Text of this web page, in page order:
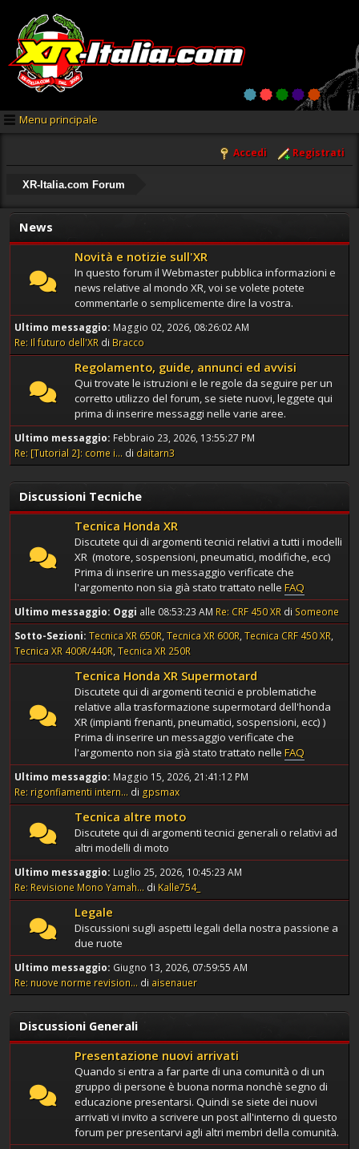
Menu principale
Accedi Registrati
XR-Italia.com Forum
News
Novità e notizie sull'XR
In questo forum il Webmaster pubblica informazioni e
news relative al mondo XR, voi se volete potete
commentarle o semplicemente dire la vostra.
Ultimo messaggio: Maggio 02, 2026, 08:26:02 AM
Re: Il futuro dell'XR di Bracco
Regolamento, guide, annunci ed avvisi
Qui trovate le istruzioni e le regole da seguire per un
corretto utilizzo del forum, se siete nuovi, leggete qui
prima di inserire messaggi nelle varie aree.
Ultimo messaggio: Febbraio 23, 2026, 13:55:27 PM
Re: [Tutorial 2]: come i... di daitarn3
Discussioni Tecniche
Tecnica Honda XR
Discutete qui di argomenti tecnici relativi a tutti i modelli
XR (motore, sospensioni, pneumatici, modifiche, ecc)
Prima di inserire un messaggio verificate che
l'argomento non sia già stato trattato nelle FAQ
Ultimo messaggio: Oggi alle 08:53:23 AM Re: CRF 450 XR di Someone
Sotto-Sezioni Tecnica XR 650R Tecnica XR 600R Tecnica CRF 450 XR
Tecnica XR 400R/440R Tecnica XR 250R
Tecnica Honda XR Supermotard
Discutete qui di argomenti tecnici e problematiche
relative alla trasformazione supermotard dell'honda
XR (impianti frenanti, pneumatici, sospensioni, ecc) )
Prima di inserire un messaggio verificate che
l'argomento non sia già stato trattato nelle FAQ
Ultimo messaggio: Maggio 15, 2026, 21:41:12 PM
Re: rigonfiamenti intern... di gpsmax
Tecnica altre moto
Discutete qui di argomenti tecnici generali o relativi ad
altri modelli di moto
Ultimo messaggio: Luglio 25, 2026, 10:45:23 AM
Re: Revisione Mono Yamah... di Kalle754_
Legale
Discussioni sugli aspetti legali della nostra passione a
due ruote
Ultimo messaggio: Giugno 13, 2026, 07:59:55 AM
Re: nuove norme revision... di aisenauer
Discussioni Generali
Presentazione nuovi arrivati
Quando si entra a far parte di una comunità o di un
gruppo di persone è buona norma nonchè segno di
educazione presentarsi. Quindi se siete dei nuovi
arrivati vi invito a scrivere un post all'interno di questo
forum per presentarvi agli altri membri della comunità.